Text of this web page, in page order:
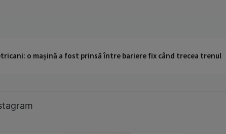
o mașină a fost prinsă între bariere fix când trecea trenul